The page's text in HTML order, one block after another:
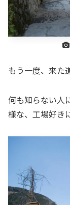
もう一度、来た
何も知らない人
様な、工場好き